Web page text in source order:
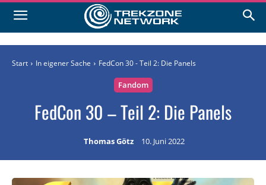
Start In eigener Sache FedCon 30 - Teil 2: Die Panels
Fandom
FedCon 30 – Teil 2: Die Panels
Thomas Götz 10. Juni 2022